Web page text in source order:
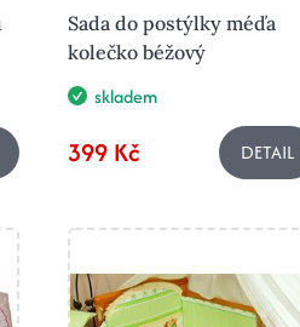
Sada do postýlky méďa
kolečko béžový
skladem
399 Kč DETAIL